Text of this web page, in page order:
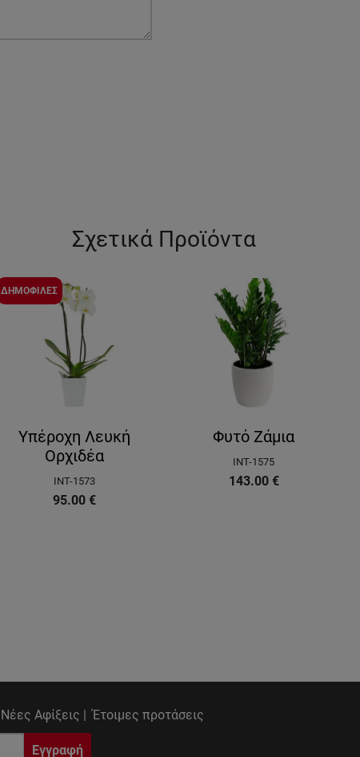
Σχετικά Προϊόντα
ΔΗΜΟΦΙΛΕΣ
Υπέροχη Λευκή
Ορχιδέα
INT-1573
95.00 €
Φυτό Ζάμια
INT-1575
143.00 €
Νέες Αφίξεις | Έτοιμες προτάσεις
Εγγραφή